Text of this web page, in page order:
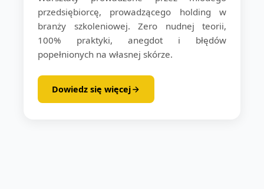
przedsiębiorcę, prowadzącego holding w
branży szkoleniowej. Zero nudnej teorii,
100% praktyki, anegdot i błędów
popełnionych na własnej skórze.
Dowiedz się więcej